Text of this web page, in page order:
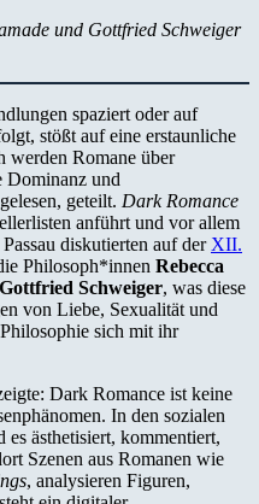
und Gottfried Schweiger
spaziert oder auf
stößt auf eine erstaunliche
werden Romane über
Dominanz und
geteilt. Dark Romance
anführt und vor allem
diskutierten auf der XII.
Philosoph*innen Rebecca
Gottfried Schweiger, was diese
von Liebe, Sexualität und
sich mit ihr
Dark Romance ist keine
In den sozialen
ästhetisiert, kommentiert,
Szenen aus Romanen wie
, analysieren Figuren,